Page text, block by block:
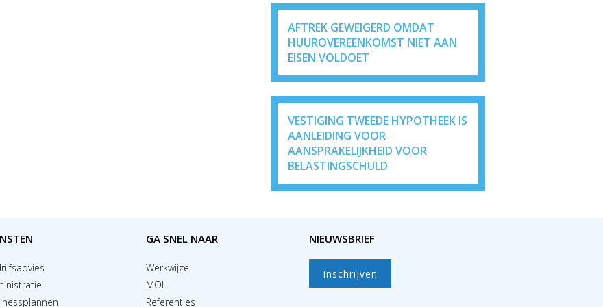
AFTREK GEWEIGERD OMDAT
HUUROVEREENKOMST NIET AAN
EISEN VOLDOET
VESTIGING TWEEDE HYPOTHEEK IS
AANLEIDING VOOR
AANSPRAKELIJKHEID VOOR
BELASTINGSCHULD
GA SNEL NAAR
Werkwijze
MOL
Referenties
NIEUWSBRIEF
Inschrijven